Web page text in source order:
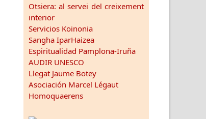
Otsiera: al servei del creixement
interior
Servicios Koinonia
Sangha IparHaizea
Espiritualidad Pamplona-Iruña
AUDIR UNESCO
Llegat Jaume Botey
Asociación Marcel Légaut
Homoquaerens